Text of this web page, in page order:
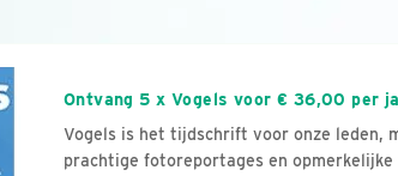
Ontvang 5 x Vogels voor € 36,00 per
Vogels is het tijdschrift voor onze leden,
prachtige fotoreportages en opmerkelijke